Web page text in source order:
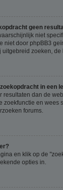
geen
niet
niet door phpBB3
zoeken, de
in een
resultaten dan de
zoekfunctie en wees
forums.
en klik op de
opties in.